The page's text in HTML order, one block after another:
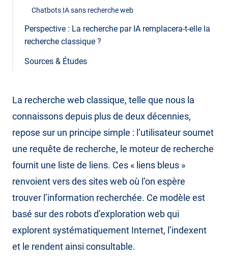
Chatbots IA sans recherche web
Perspective : La recherche par IA remplacera-t-elle la
recherche classique ?
Sources & Études
La recherche web classique, telle que nous la
connaissons depuis plus de deux décennies,
repose sur un principe simple : l’utilisateur soumet
une requête de recherche, le moteur de recherche
fournit une liste de liens. Ces « liens bleus »
renvoient vers des sites web où l’on espère
trouver l’information recherchée. Ce modèle est
basé sur des robots d’exploration web qui
explorent systématiquement Internet, l’indexent
et le rendent ainsi consultable.